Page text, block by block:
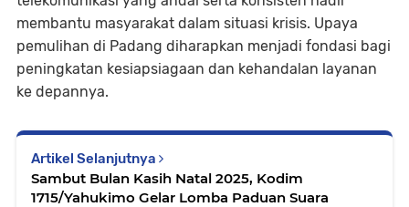
membantu masyarakat dalam situasi krisis. Upaya
pemulihan di Padang diharapkan menjadi fondasi bagi
peningkatan kesiapsiagaan dan kehandalan layanan
ke depannya.
Artikel Selanjutnya
Sambut Bulan Kasih Natal 2025, Kodim
1715/Yahukimo Gelar Lomba Paduan Suara